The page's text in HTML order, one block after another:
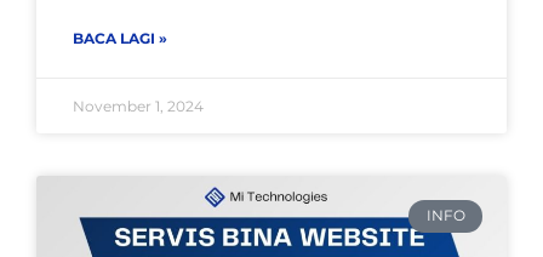
BACA LAGI »
November 1, 2024
INFO